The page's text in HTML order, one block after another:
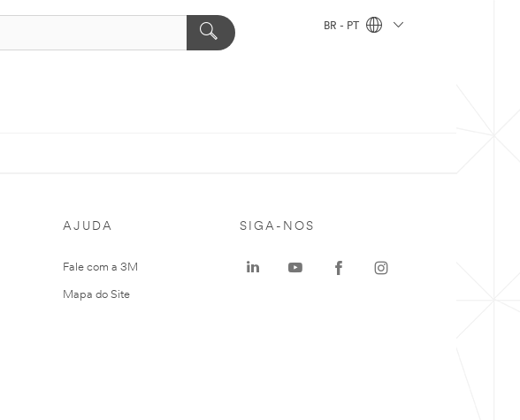
BR - PT
AJUDA
Fale com a 3M
Mapa do Site
SIGA-NOS